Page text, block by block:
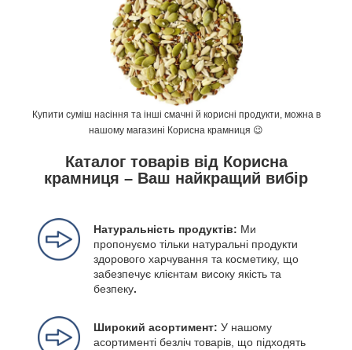
Купити суміш насіння та інші смачні й корисні продукти, можна в
нашому магазині Корисна крамниця 😉
Каталог товарів від Корисна
крамниця – Ваш найкращий вибір
Натуральність продуктів: Ми
пропонуємо тільки натуральні продукти
здорового харчування та косметику, що
забезпечує клієнтам високу якість та
безпеку.
Широкий асортимент: У нашому
асортименті безліч товарів, що підходять